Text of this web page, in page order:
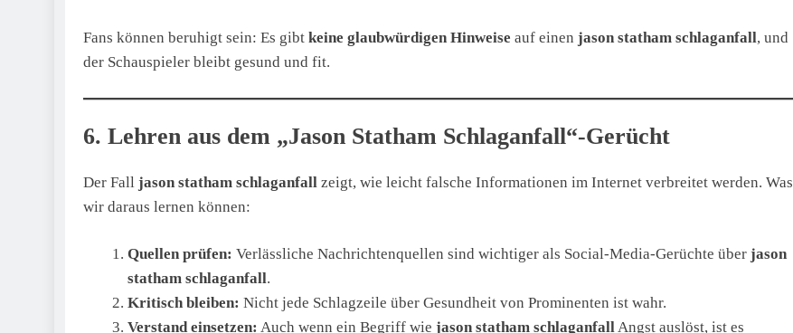
Fans können beruhigt sein: Es gibt keine glaubwürdigen Hinweise auf einen jason statham schlaganfall, und
der Schauspieler bleibt gesund und fit.
6. Lehren aus dem „Jason Statham Schlaganfall“-Gerücht
Der Fall jason statham schlaganfall zeigt, wie leicht falsche Informationen im Internet verbreitet werden. Was
wir daraus lernen können:
Quellen prüfen: Verlässliche Nachrichtenquellen sind wichtiger als Social-Media-Gerüchte über jason
statham schlaganfall.
Kritisch bleiben: Nicht jede Schlagzeile über Gesundheit von Prominenten ist wahr.
Verstand einsetzen: Auch wenn ein Begriff wie jason statham schlaganfallAngst auslöst, ist es